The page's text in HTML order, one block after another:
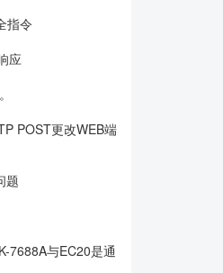
指令
应
POST更改WEB端
题
7688A与EC20是通